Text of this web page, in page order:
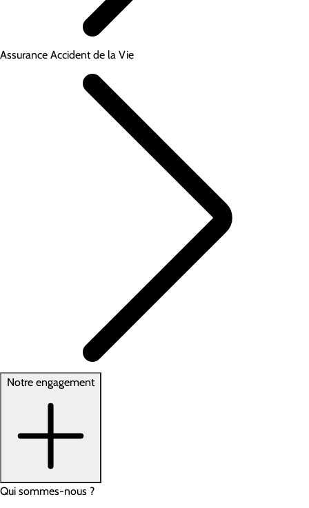
Assurance Accident de la Vie
Notre engagement
Qui sommes-nous ?